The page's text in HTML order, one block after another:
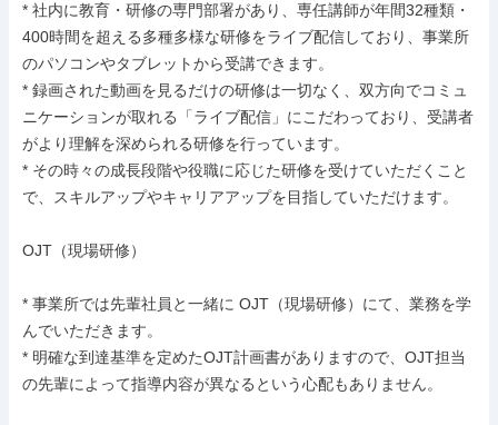
* 社内に教育・研修の専門部署があり、専任講師が年間32種類・
400時間を超える多種多様な研修をライブ配信しており、事業所
のパソコンやタブレットから受講できます。
* 録画された動画を見るだけの研修は一切なく、双方向でコミュ
ニケーションが取れる「ライブ配信」にこだわっており、受講者
がより理解を深められる研修を行っています。
* その時々の成長段階や役職に応じた研修を受けていただくこと
で、スキルアップやキャリアアップを目指していただけます。
OJT（現場研修）
* 事業所では先輩社員と一緒に OJT（現場研修）にて、業務を学
んでいただきます。
* 明確な到達基準を定めたOJT計画書がありますので、OJT担当
の先輩によって指導内容が異なるという心配もありません。